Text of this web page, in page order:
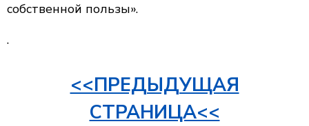
собственной пользы».
.
<<ПРЕДЫДУЩАЯ
СТРАНИЦА<<